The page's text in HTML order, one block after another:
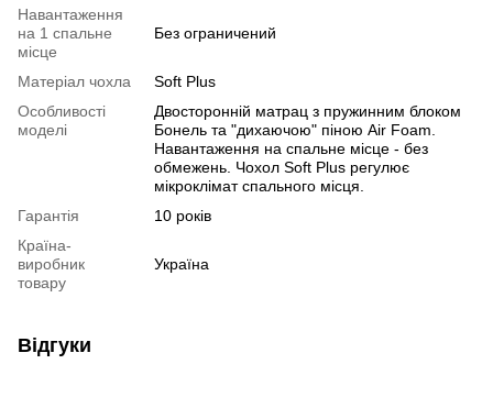
Навантаження
на 1 спальне
місце
Без ограничений
Матеріал чохла
Soft Plus
Особливості
моделі
Двосторонній матрац з пружинним блоком
Бонель та "дихаючою" піною Air Foam.
Навантаження на спальне місце - без
обмежень. Чохол Soft Plus регулює
мікроклімат спального місця.
Гарантія
10 років
Країна-
виробник
товару
Україна
Відгуки